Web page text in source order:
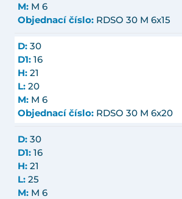
M: M 6
Objednací číslo: RDSO 30 M 6x15
D: 30
D1: 16
H: 21
L: 20
M: M 6
Objednací číslo: RDSO 30 M 6x20
D: 30
D1: 16
H: 21
L: 25
M: M 6